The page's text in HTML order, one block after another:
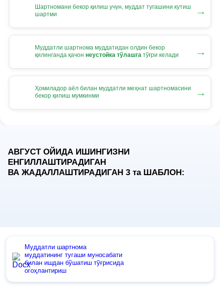
Шартномани бекор қилиш учун, муддат тугашини кутиш
шартми
→
Муддатли шартнома муддатидан олдин бекор
қилинганда қачон неустойка тўлашга тўғри келади →
Ҳомиладор аёл билан муддатли меҳнат шартномасини
бекор қилиш мумкинми
→
АВГУСТ ОЙИДА ИШИНГИЗНИ
ЕНГИЛЛАШТИРАДИГАН
ВА ЖАДАЛЛАШТИРАДИГАН 3 таШАБЛОН:
Муддатли шартнома
муддатининг тугаши муносабати
билан ишдан бўшатиш тўғрисида
огоҳлантириш